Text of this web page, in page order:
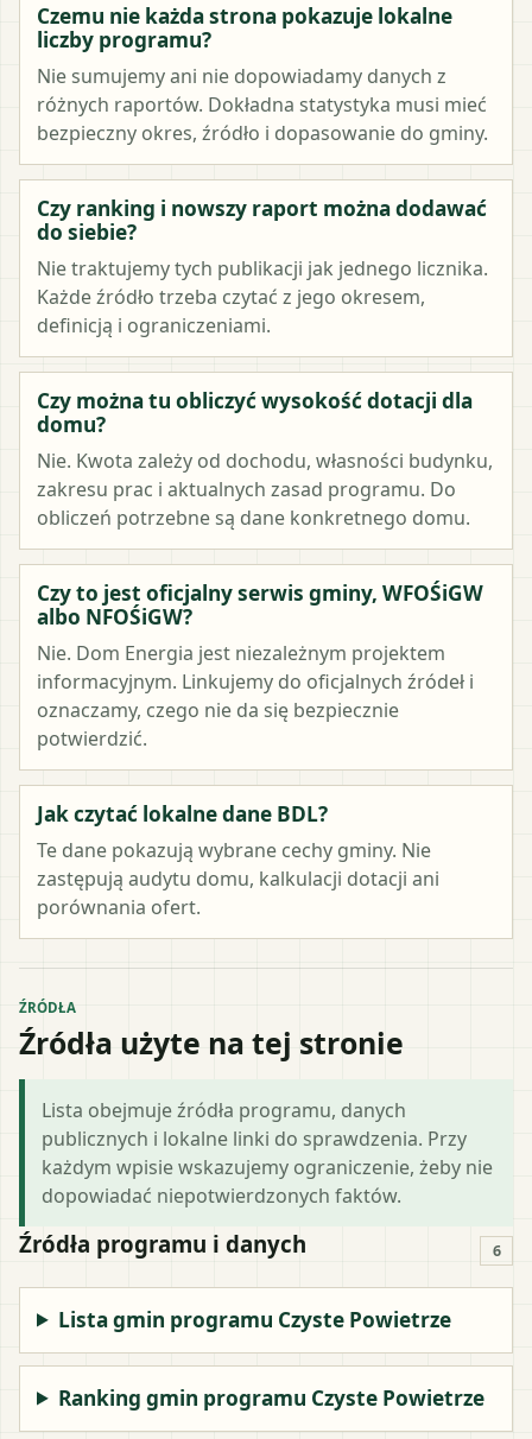
Czemu nie każda strona pokazuje lokalne
liczby programu?
Nie sumujemy ani nie dopowiadamy danych z
różnych raportów. Dokładna statystyka musi mieć
bezpieczny okres, źródło i dopasowanie do gminy.
Czy ranking i nowszy raport można dodawać
do siebie?
Nie traktujemy tych publikacji jak jednego licznika.
Każde źródło trzeba czytać z jego okresem,
definicją i ograniczeniami.
Czy można tu obliczyć wysokość dotacji dla
domu?
Nie. Kwota zależy od dochodu, własności budynku,
zakresu prac i aktualnych zasad programu. Do
obliczeń potrzebne są dane konkretnego domu.
Czy to jest oficjalny serwis gminy, WFOŚiGW
albo NFOŚiGW?
Nie. Dom Energia jest niezależnym projektem
informacyjnym. Linkujemy do oficjalnych źródeł i
oznaczamy, czego nie da się bezpiecznie
potwierdzić.
Jak czytać lokalne dane BDL?
Te dane pokazują wybrane cechy gminy. Nie
zastępują audytu domu, kalkulacji dotacji ani
porównania ofert.
ŹRÓDŁA
Źródła użyte na tej stronie
Lista obejmuje źródła programu, danych
publicznych i lokalne linki do sprawdzenia. Przy
każdym wpisie wskazujemy ograniczenie, żeby nie
dopowiadać niepotwierdzonych faktów.
Źródła programu i danych 6
Lista gmin programu Czyste Powietrze
Ranking gmin programu Czyste Powietrze